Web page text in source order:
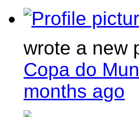
wrote a new
Copa do
months ago